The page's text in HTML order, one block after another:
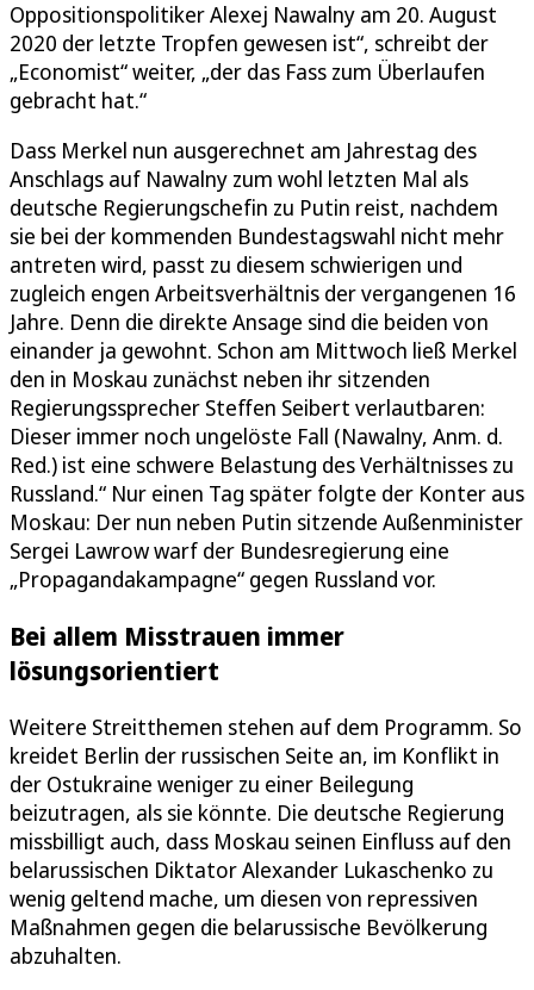
Oppositionspolitiker Alexej Nawalny am 20. August
2020 der letzte Tropfen gewesen ist“, schreibt der
„Economist“ weiter, „der das Fass zum Überlaufen
gebracht hat.“
Dass Merkel nun ausgerechnet am Jahrestag des
Anschlags auf Nawalny zum wohl letzten Mal als
deutsche Regierungschefin zu Putin reist, nachdem
sie bei der kommenden Bundestagswahl nicht mehr
antreten wird, passt zu diesem schwierigen und
zugleich engen Arbeitsverhältnis der vergangenen 16
Jahre. Denn die direkte Ansage sind die beiden von
einander ja gewohnt. Schon am Mittwoch ließ Merkel
den in Moskau zunächst neben ihr sitzenden
Regierungssprecher Steffen Seibert verlautbaren:
Dieser immer noch ungelöste Fall (Nawalny, Anm. d.
Red.) ist eine schwere Belastung des Verhältnisses zu
Russland.“ Nur einen Tag später folgte der Konter aus
Moskau: Der nun neben Putin sitzende Außenminister
Sergei Lawrow warf der Bundesregierung eine
„Propagandakampagne“ gegen Russland vor.
Bei allem Misstrauen immer
lösungsorientiert
Weitere Streitthemen stehen auf dem Programm. So
kreidet Berlin der russischen Seite an, im Konflikt in
der Ostukraine weniger zu einer Beilegung
beizutragen, als sie könnte. Die deutsche Regierung
missbilligt auch, dass Moskau seinen Einfluss auf den
belarussischen Diktator Alexander Lukaschenko zu
wenig geltend mache, um diesen von repressiven
Maßnahmen gegen die belarussische Bevölkerung
abzuhalten.